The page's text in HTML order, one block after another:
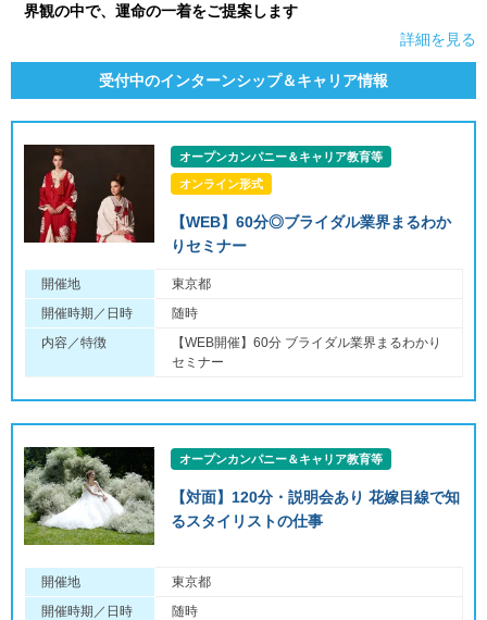
界観の中で、運命の一着をご提案します
詳細を見る
受付中のインターンシップ＆キャリア情報
オープンカンパニー＆キャリア教育等
オンライン形式
【WEB】60分◎ブライダル業界まるわか
りセミナー
開催地
東京都
開催時期／日時
随時
内容／特徴
【WEB開催】60分 ブライダル業界まるわかり
セミナー
オープンカンパニー＆キャリア教育等
【対面】120分・説明会あり 花嫁目線で知
るスタイリストの仕事
開催地
東京都
開催時期／日時
随時